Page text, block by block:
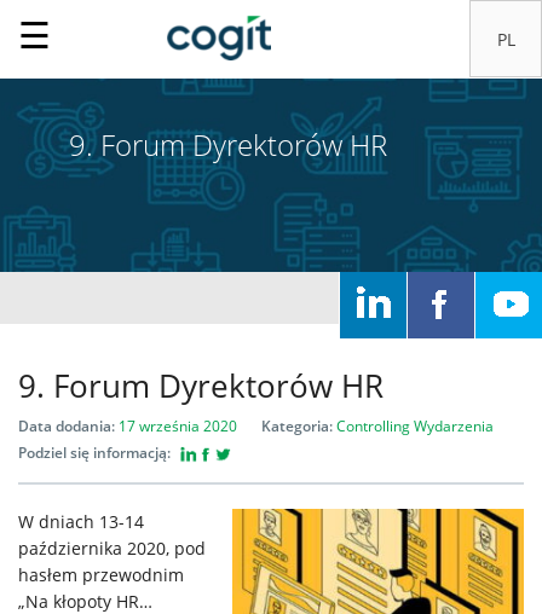
Home
Systemy
IT
Usługi
Klienci
☰
9. Forum Dyrektorów HR
9. Forum Dyrektorów HR
Data dodania: 17 września 2020 Kategoria:ControllingWydarzenia
Podziel się informacją:
W dniach 13-14
października 2020, pod
hasłem przewodnim
„Na kłopoty HR…